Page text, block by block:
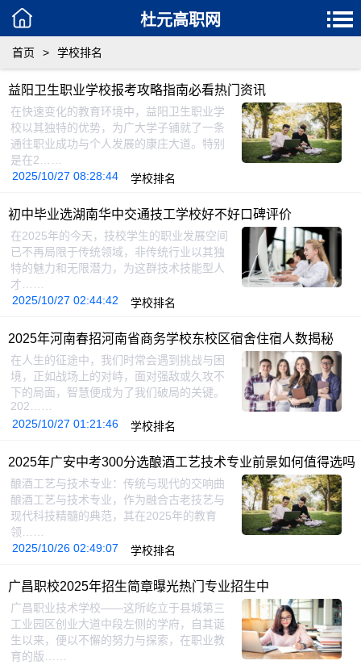
杜元高职网
首页 > 学校排名
益阳卫生职业学校报考攻略指南必看热门资讯
在快速变化的教育环境中，益阳卫生职业学
校以其独特的优势，为广大学子铺就了一条
通往职业成功与个人发展的康庄大道。特别
是在2……
2025/10/27 08:28:44
学校排名
初中毕业选湖南华中交通技工学校好不好口碑评价
在2025年的今天，技校学生的职业发展空间
已不再局限于传统领域，非传统行业以其独
特的魅力和无限潜力，为这群技术技能型人
才……
2025/10/27 02:44:42
学校排名
2025年河南春招河南省商务学校东校区宿舍住宿人数揭秘
在人生的征途中，我们时常会遇到挑战与困
境，正如战场上的对峙，面对强敌或久攻不
下的局面，智慧便成为了我们破局的关键。
202……
2025/10/27 01:21:46
学校排名
2025年广安中考300分选酿酒工艺技术专业前景如何值得选吗
酿酒工艺与技术专业：传统与现代的交响曲
酿酒工艺与技术专业，作为融合古老技艺与
现代科技精髓的典范，其在2025年的教育
领……
2025/10/26 02:49:07
学校排名
广昌职校2025年招生简章曝光热门专业招生中
广昌职业技术学校——这所屹立于县城第三
工业园区创业大道中段左侧的学府，自其诞
生以来，便以不懈的努力与探索，在职业教
育的版……